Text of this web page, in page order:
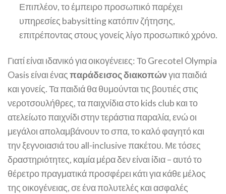
Επιπλέον, το έμπειρο προσωπικό παρέχει
υπηρεσίες babysitting κατόπιν ζήτησης,
επιτρέποντας στους γονείς λίγο προσωπικό χρόνο.
Γιατί είναι ιδανικό για οικογένειες: Το Grecotel Olympia
Oasis είναι έναςπαράδεισος διακοπώνγια παιδιά
και γονείς. Τα παιδιά θα θυμούνται τις βουτιές στις
νεροτσουλήθρες, τα παιχνίδια στο kids club και το
ατελείωτο παιχνίδι στην τεράστια παραλία, ενώ οι
μεγάλοι απολαμβάνουν το σπα, το καλό φαγητό και
την ξεγνοιασιά του all-inclusive πακέτου. Με τόσες
δραστηριότητες, καμία μέρα δεν είναι ίδια – αυτό το
θέρετρο πραγματικά προσφέρει κάτι για κάθε μέλος
της οικογένειας, σε ένα πολυτελές και ασφαλές